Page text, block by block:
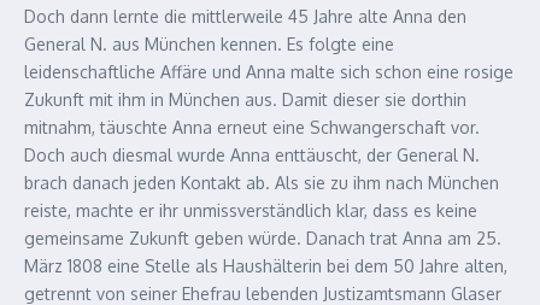
Doch dann lernte die mittlerweile 45 Jahre alte Anna den
General N. aus München kennen. Es folgte eine
leidenschaftliche Affäre und Anna malte sich schon eine rosige
Zukunft mit ihm in München aus. Damit dieser sie dorthin
mitnahm, täuschte Anna erneut eine Schwangerschaft vor.
Doch auch diesmal wurde Anna enttäuscht, der General N.
brach danach jeden Kontakt ab. Als sie zu ihm nach München
reiste, machte er ihr unmissverständlich klar, dass es keine
gemeinsame Zukunft geben würde. Danach trat Anna am 25.
März 1808 eine Stelle als Haushälterin bei dem 50 Jahre alten,
getrennt von seiner Ehefrau lebenden Justizamtsmann Glaser